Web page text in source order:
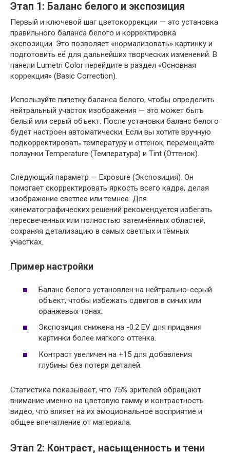
Этап 1: Баланс белого и экспозиция
Первый и ключевой шаг цветокоррекции — это установка
правильного баланса белого и корректировка
экспозиции. Это позволяет «нормализовать» картинку и
подготовить её для дальнейших творческих изменений. В
панели Lumetri Color перейдите в раздел «Основная
коррекция» (Basic Correction).
Используйте пипетку баланса белого, чтобы определить
нейтральный участок изображения — это может быть
белый или серый объект. После установки баланс белого
будет настроен автоматически. Если вы хотите вручную
подкорректировать температуру и оттенок, перемещайте
ползунки Temperature (Температура) и Tint (Оттенок).
Следующий параметр — Exposure (Экспозиция). Он
помогает скорректировать яркость всего кадра, делая
изображение светлее или темнее. Для
кинематографических решений рекомендуется избегать
пересвеченных или полностью затемнённых областей,
сохраняя детализацию в самых светлых и тёмных
участках.
Пример настройки
Баланс белого установлен на нейтрально-серый
объект, чтобы избежать сдвигов в синих или
оранжевых тонах.
Экспозиция снижена на -0.2 EV для придания
картинки более мягкого оттенка.
Контраст увеличен на +15 для добавления
глубины без потери деталей.
Статистика показывает, что 75% зрителей обращают
внимание именно на цветовую гамму и контрастность
видео, что влияет на их эмоциональное восприятие и
общее впечатление от материала.
Этап 2: Контраст, насыщенность и тени